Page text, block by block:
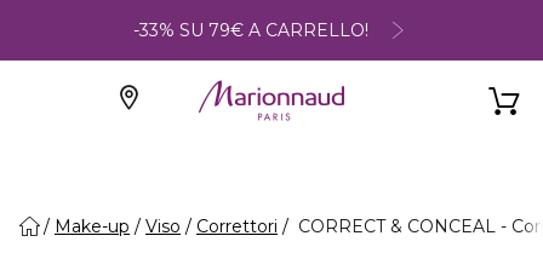
-33% SU 79€ A CARRELLO!
Make-up Viso Correttori CORRECT & CONCEAL -